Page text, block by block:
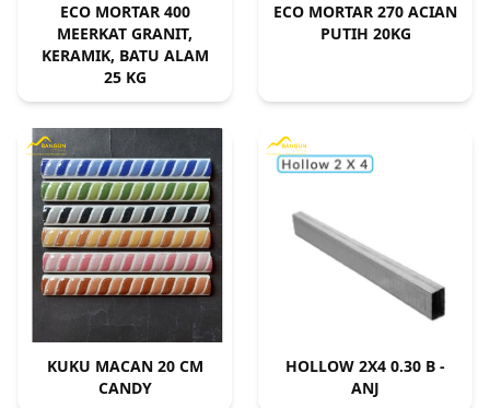
ECO MORTAR 400
MEERKAT GRANIT,
KERAMIK, BATU ALAM
25 KG
ECO MORTAR 270 ACIAN
PUTIH 20KG
KUKU MACAN 20 CM
CANDY
HOLLOW 2X4 0.30 B -
ANJ